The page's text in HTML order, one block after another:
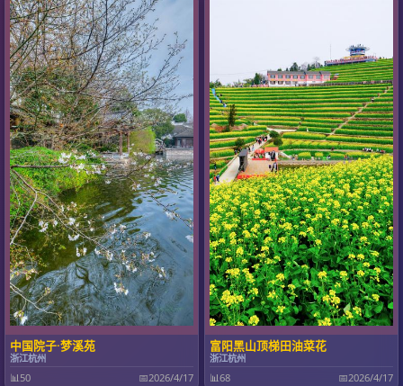
中国院子·梦溪苑
浙江杭州
📊50 📅2026/4/17
‌富阳黑山顶梯田油菜花
浙江杭州
📊68 📅2026/4/17